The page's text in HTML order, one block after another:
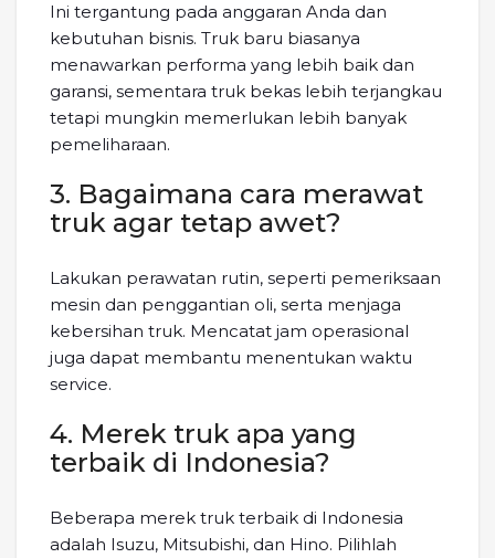
Ini tergantung pada anggaran Anda dan
kebutuhan bisnis. Truk baru biasanya
menawarkan performa yang lebih baik dan
garansi, sementara truk bekas lebih terjangkau
tetapi mungkin memerlukan lebih banyak
pemeliharaan.
3. Bagaimana cara merawat
truk agar tetap awet?
Lakukan perawatan rutin, seperti pemeriksaan
mesin dan penggantian oli, serta menjaga
kebersihan truk. Mencatat jam operasional
juga dapat membantu menentukan waktu
service.
4. Merek truk apa yang
terbaik di Indonesia?
Beberapa merek truk terbaik di Indonesia
adalah Isuzu, Mitsubishi, dan Hino. Pilihlah